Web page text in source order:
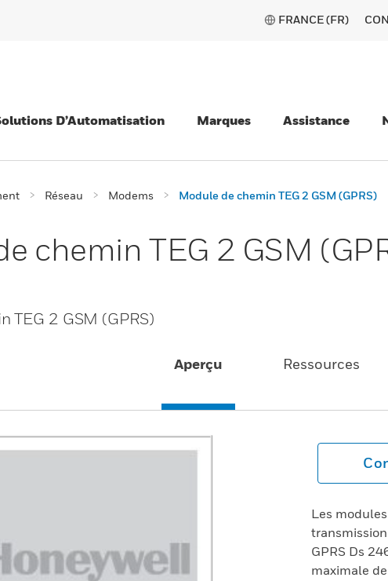
FRANCE (FR)
D’Automatisation Marques Assistance
Réseau Modems Module de chemin TEG 2 GSM (GPRS)
chemin TEG 2 GSM
TEG 2 GSM (GPRS)
Aperçu Ressources
Les
GPRS Ds
maximale